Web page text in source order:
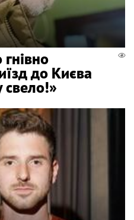
до Києва
свело!»